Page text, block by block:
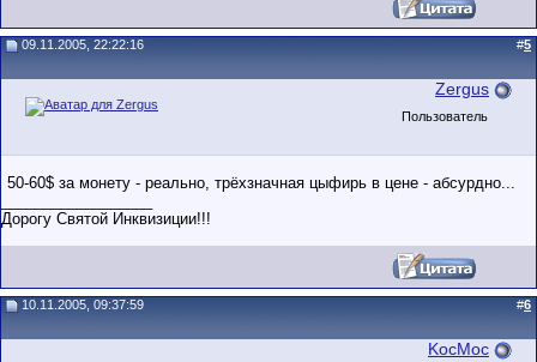
09.11.2005, 22:22:16 #5
Zergus
Пользователь
50-60$ за монету - реально, трёхзначная цыфирь в цене - абсурдно...
Дорогу Святой Инквизиции!!!
10.11.2005, 09:37:59 #6
KocMoc